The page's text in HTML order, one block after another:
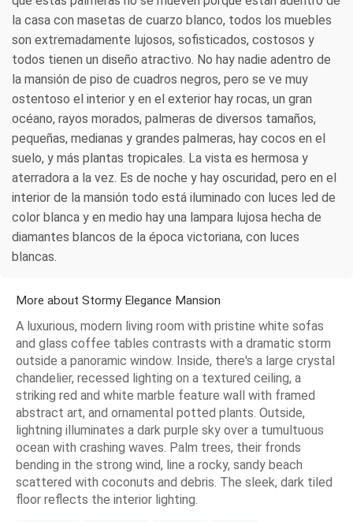
la casa con masetas de cuarzo blanco, todos los muebles
son extremadamente lujosos, sofisticados, costosos y
todos tienen un diseño atractivo. No hay nadie adentro de
la mansión de piso de cuadros negros, pero se ve muy
ostentoso el interior y en el exterior hay rocas, un gran
océano, rayos morados, palmeras de diversos tamaños,
pequeñas, medianas y grandes palmeras, hay cocos en el
suelo, y más plantas tropicales. La vista es hermosa y
aterradora a la vez. Es de noche y hay oscuridad, pero en el
interior de la mansión todo está iluminado con luces led de
color blanca y en medio hay una lampara lujosa hecha de
diamantes blancos de la época victoriana, con luces
blancas.
More about Stormy Elegance Mansion
A luxurious, modern living room with pristine white sofas
and glass coffee tables contrasts with a dramatic storm
outside a panoramic window. Inside, there's a large crystal
chandelier, recessed lighting on a textured ceiling, a
striking red and white marble feature wall with framed
abstract art, and ornamental potted plants. Outside,
lightning illuminates a dark purple sky over a tumultuous
ocean with crashing waves. Palm trees, their fronds
bending in the strong wind, line a rocky, sandy beach
scattered with coconuts and debris. The sleek, dark tiled
floor reflects the interior lighting.